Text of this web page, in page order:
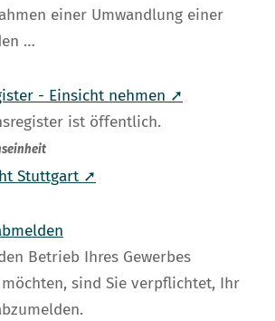
einer Umwandlung einer
…
- Einsicht nehmen ➚
ist öffentlich.
Stuttgart ➚
Betrieb Ihres Gewerbes
sind Sie verpflichtet, Ihr